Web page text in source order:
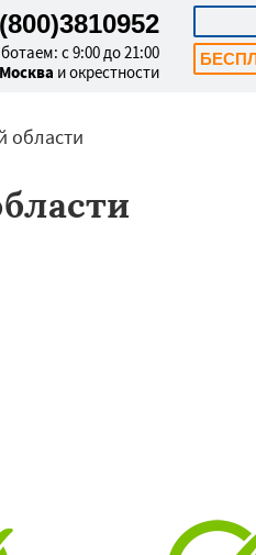
с 9:00 до 21:00
Москва и окрестности
области